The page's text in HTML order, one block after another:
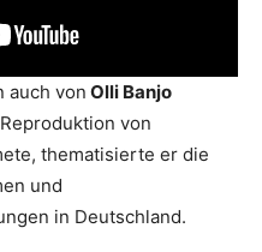
auch von Olli Banjo
von
thematisierte er die
und
in Deutschland.